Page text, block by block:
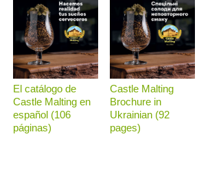
El catálogo de
Castle Malting en
español (106
páginas)
Castle Malting
Brochure in
Ukrainian (92
pages)